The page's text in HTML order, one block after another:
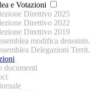
e Votazioni
Direttivo 2025
Direttivo 2022
Direttivo 2019
modifica denomin.
Delegazioni Territ.
documenti